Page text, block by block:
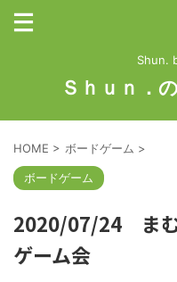
Shun.
Ｓｈｕｎ．
HOME > ボードゲーム >
ボードゲーム
2020/07/24 まむ
ゲーム会